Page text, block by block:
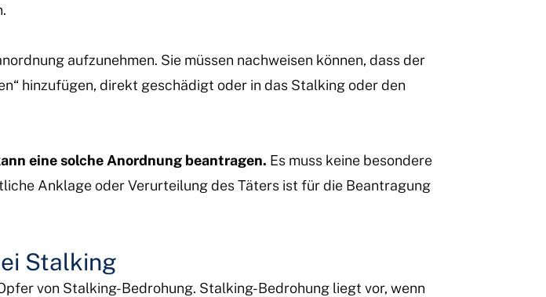
aufzunehmen. Sie müssen nachweisen können, dass der
hinzufügen, direkt geschädigt oder in das Stalking oder den
eine solche Anordnung beantragen. Es muss keine besondere
Anklage oder Verurteilung des Täters ist für die Beantragung
Stalking
von Stalking-Bedrohung. Stalking-Bedrohung liegt vor, wenn